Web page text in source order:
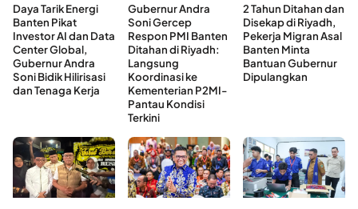
Daya Tarik Energi
Banten Pikat
Investor AI dan Data
Center Global,
Gubernur Andra
Soni Bidik Hilirisasi
dan Tenaga Kerja
Gubernur Andra
Soni Gercep
Respon PMI Banten
Ditahan di Riyadh:
Langsung
Koordinasi ke
Kementerian P2MI-
Pantau Kondisi
Terkini
2 Tahun Ditahan dan
Disekap di Riyadh,
Pekerja Migran Asal
Banten Minta
Bantuan Gubernur
Dipulangkan